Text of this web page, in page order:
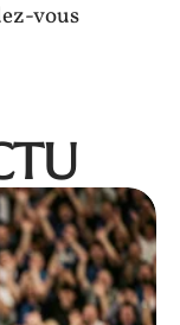
vous